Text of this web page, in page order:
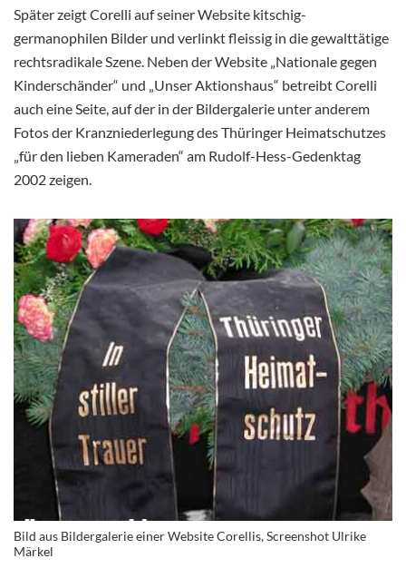
Später zeigt Corelli auf seiner Website kitschig-
germanophilen Bilder und verlinkt fleissig in die gewalttätige
rechtsradikale Szene. Neben der Website „Nationale gegen
Kinderschänder“ und „Unser Aktionshaus“ betreibt Corelli
auch eine Seite, auf der in der Bildergalerie unter anderem
Fotos der Kranzniederlegung des Thüringer Heimatschutzes
„für den lieben Kameraden“ am Rudolf-Hess-Gedenktag
2002 zeigen.
Bild aus Bildergalerie einer Website Corellis, Screenshot Ulrike
Märkel